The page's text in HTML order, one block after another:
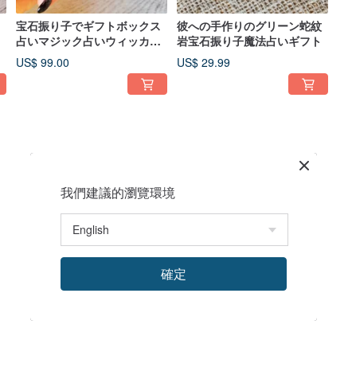
宝石振り子でギフトボックス
占いマジック占いウィッカ魔
術
US$ 99.00
彼への手作りのグリーン蛇紋
岩宝石振り子魔法占いギフト
US$ 29.99
我們建議的瀏覽環境
確定